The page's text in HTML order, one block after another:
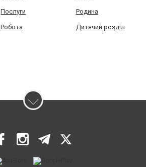
Послуги Родина
Робота Дитячий розділ